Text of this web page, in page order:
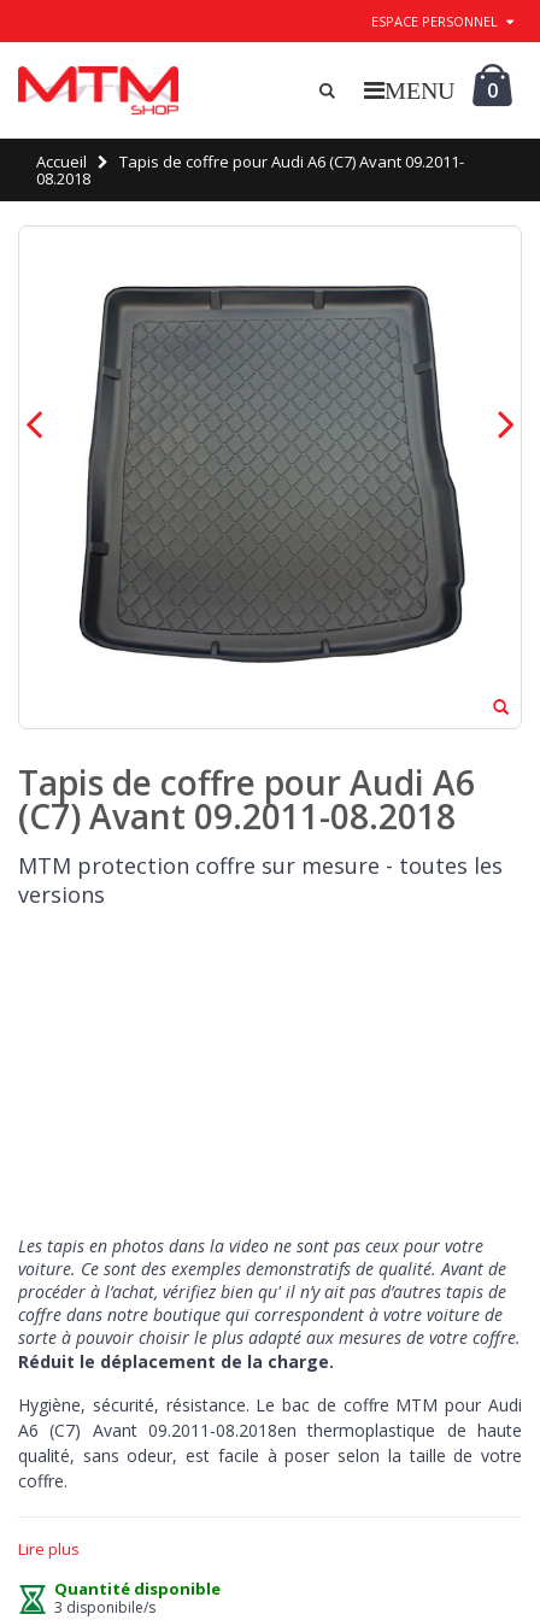
ESPACE PERSONNEL
0
Accueil Tapis de coffre pour Audi A6 (C7) Avant 09.2011-
08.2018
Tapis de coffre pour Audi A6
(C7) Avant 09.2011-08.2018
MTM protection coffre sur mesure - toutes les
versions
Les tapis en photos dans la video ne sont pas ceux pour votre
voiture. Ce sont des exemples demonstratifs de qualité. Avant de
procéder à l’achat, vérifiez bien qu' il n’y ait pas d’autres tapis de
coffre dans notre boutique qui correspondent à votre voiture de
sorte à pouvoir choisir le plus adapté aux mesures de votre coffre.
Réduit le déplacement de la charge.
Hygiène, sécurité, résistance. Le bac de coffre MTM pour Audi
A6 (C7) Avant 09.2011-08.2018en thermoplastique de haute
qualité, sans odeur, est facile à poser selon la taille de votre
coffre.
absorber les liquides ou d'autres substances en assurant à tout
vous pouvez conduire propre.
Lire plus
Quantité disponible
3 disponibile/s